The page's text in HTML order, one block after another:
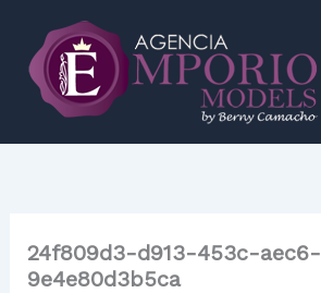
contenido
24f809d3-d913-453c-aec6-
9e4e80d3b5ca